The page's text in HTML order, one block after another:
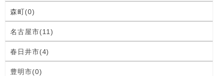
森町(0)
名古屋市(11)
春日井市(4)
豊明市(0)